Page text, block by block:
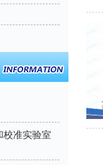
校准实验室